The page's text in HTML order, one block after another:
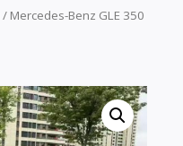
/ Mercedes-Benz GLE 350